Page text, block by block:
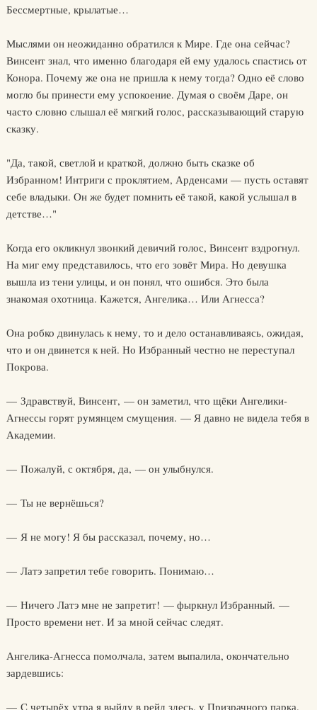
Бессмертные, крылатые…
Мыслями он неожиданно обратился к Мире. Где она сейчас?
Винсент знал, что именно благодаря ей ему удалось спастись от
Конора. Почему же она не пришла к нему тогда? Одно её слово
могло бы принести ему успокоение. Думая о своём Даре, он
часто словно слышал её мягкий голос, рассказывающий старую
сказку.
"Да, такой, светлой и краткой, должно быть сказке об
Избранном! Интриги с проклятием, Арденсами — пусть оставят
себе владыки. Он же будет помнить её такой, какой услышал в
детстве…"
Когда его окликнул звонкий девичий голос, Винсент вздрогнул.
На миг ему представилось, что его зовёт Мира. Но девушка
вышла из тени улицы, и он понял, что ошибся. Это была
знакомая охотница. Кажется, Ангелика… Или Агнесса?
Она робко двинулась к нему, то и дело останавливаясь, ожидая,
что и он двинется к ней. Но Избранный честно не переступал
Покрова.
— Здравствуй, Винсент, — он заметил, что щёки Ангелики-
Агнессы горят румянцем смущения. — Я давно не видела тебя в
Академии.
— Пожалуй, с октября, да, — он улыбнулся.
— Ты не вернёшься?
— Я не могу! Я бы рассказал, почему, но…
— Латэ запретил тебе говорить. Понимаю…
— Ничего Латэ мне не запретит! — фыркнул Избранный. —
Просто времени нет. И за мной сейчас следят.
Ангелика-Агнесса помолчала, затем выпалила, окончательно
зардевшись:
— С четырёх утра я выйду в рейд здесь, у Призрачного парка.